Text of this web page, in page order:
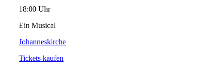
18:00 Uhr
Ein Musical
Johanneskirche
Tickets kaufen